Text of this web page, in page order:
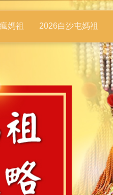
媽祖 2026白沙屯媽祖